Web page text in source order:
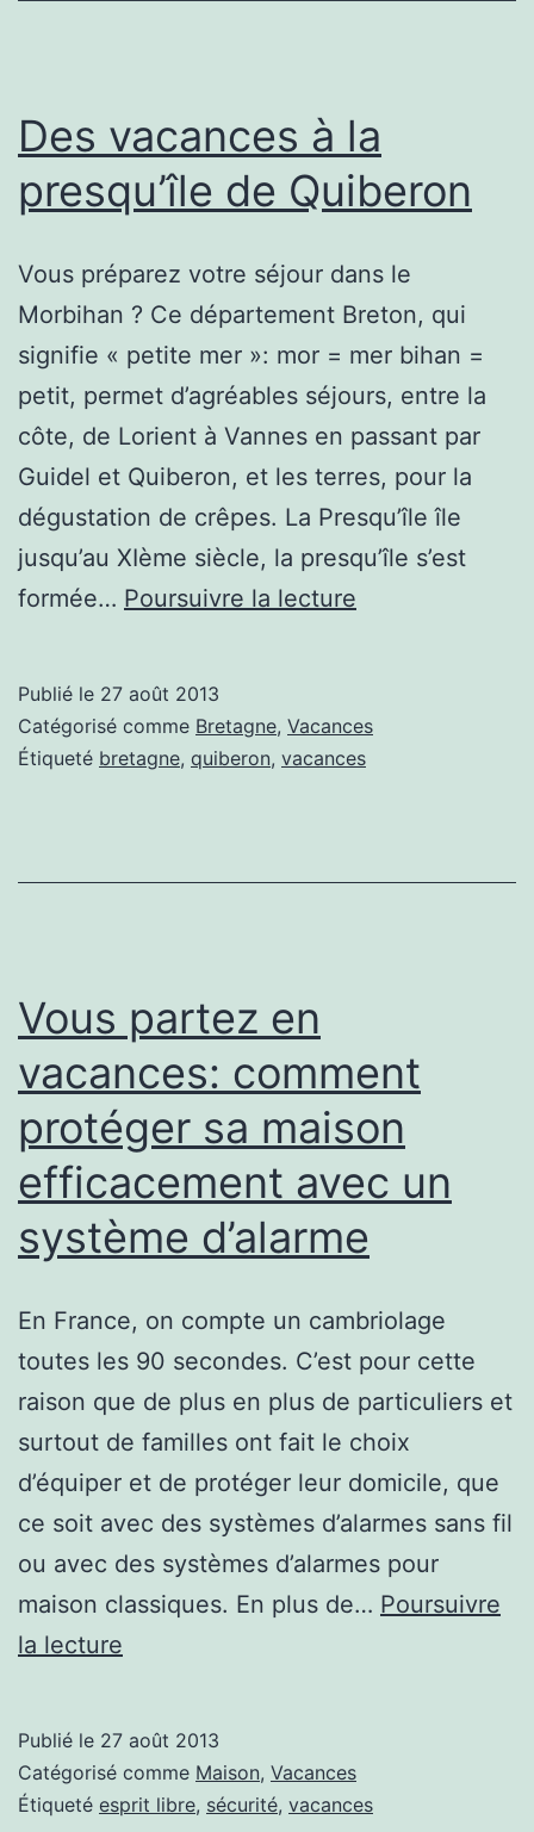
Des vacances à la
presqu’île de Quiberon
Vous préparez votre séjour dans le
Morbihan ? Ce département Breton, qui
signifie « petite mer »: mor = mer bihan =
petit, permet d’agréables séjours, entre la
côte, de Lorient à Vannes en passant par
Guidel et Quiberon, et les terres, pour la
dégustation de crêpes. La Presqu’île île
jusqu’au XIème siècle, la presqu’île s’est
formée… Poursuivre la lecture
la
presqu’île
Publié le 27 août 2013
Catégorisé comme Bretagne, Vacances
Étiqueté bretagne, quiberon, vacances
Vous partez en
vacances: comment
protéger sa maison
efficacement avec un
système d’alarme
En France, on compte un cambriolage
toutes les 90 secondes. C’est pour cette
raison que de plus en plus de particuliers et
surtout de familles ont fait le choix
d’équiper et de protéger leur domicile, que
ce soit avec des systèmes d’alarmes sans fil
ou avec des systèmes d’alarmes pour
maison classiques. En plus de… Poursuivre
la lecture
vacances:
comment
Publié le 27 août 2013
Catégorisé comme Maison, Vacances
Étiqueté esprit libre, sécurité, vacances